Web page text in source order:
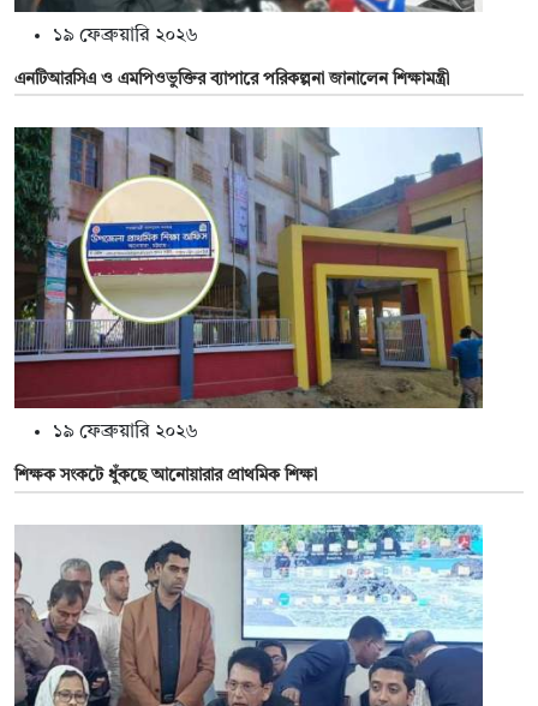
১৯ ফেব্রুয়ারি ২০২৬
এনটিআরসিএ ও এমপিওভুক্তির ব্যাপারে পরিকল্পনা জানালেন শিক্ষামন্ত্রী
১৯ ফেব্রুয়ারি ২০২৬
শিক্ষক সংকটে ধুঁকছে আনোয়ারার প্রাথমিক শিক্ষা